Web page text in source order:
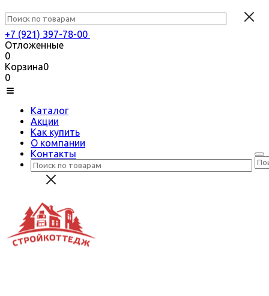
+7 (921) 397-78-00
Отложенные
0
Корзина0
0
Каталог
Акции
Как купить
О компании
Контакты